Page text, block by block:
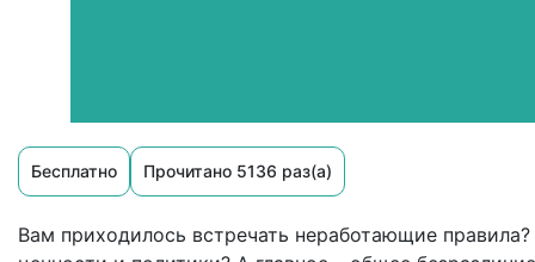
Бесплатно Прочитано 5136 раз(а)
Вам приходилось встречать неработающие